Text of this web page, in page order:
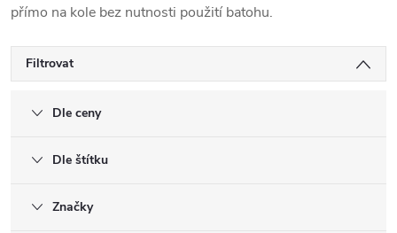
přímo na kole bez nutnosti použití batohu.
Filtrovat
Dle ceny
Dle štítku
Značky